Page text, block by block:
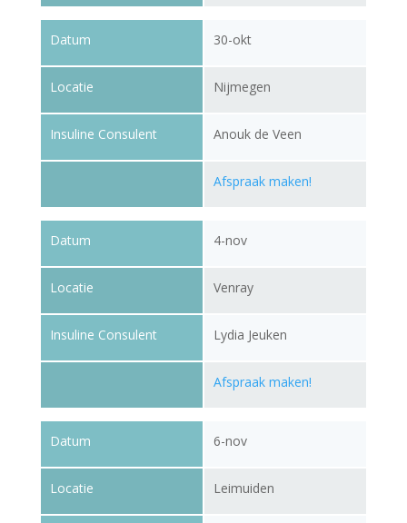
Datum
Locatie
Insuline Consulent
30-okt
Nijmegen
Anouk de Veen
Afspraak maken!
Datum
Locatie
Insuline Consulent
4-nov
Venray
Lydia Jeuken
Afspraak maken!
Datum
Locatie
6-nov
Leimuiden